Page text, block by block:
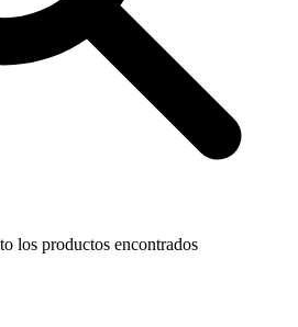
los productos encontrados